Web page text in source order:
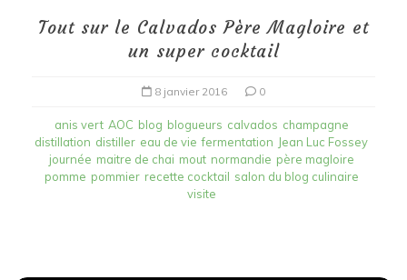
Tout sur le Calvados Père Magloire et
un super cocktail
8 janvier 2016 0
anis vert AOC blog blogueurs calvados champagne
distillation distiller eau de vie fermentation Jean Luc Fossey
journée maitre de chai mout normandie père magloire
pomme pommier recette cocktail salon du blog culinaire
visite